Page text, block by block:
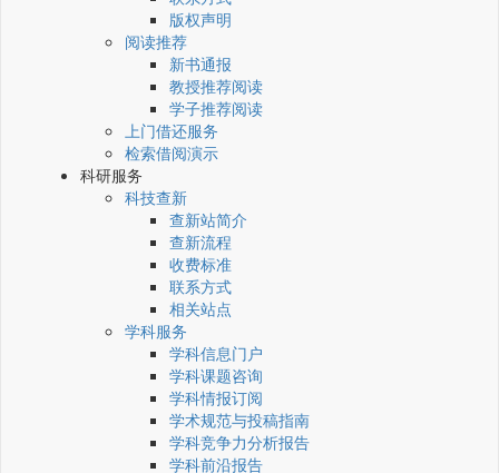
版权声明
阅读推荐
新书通报
教授推荐阅读
学子推荐阅读
上门借还服务
检索借阅演示
科研服务
科技查新
查新站简介
查新流程
收费标准
联系方式
相关站点
学科服务
学科信息门户
学科课题咨询
学科情报订阅
学术规范与投稿指南
学科竞争力分析报告
学科前沿报告